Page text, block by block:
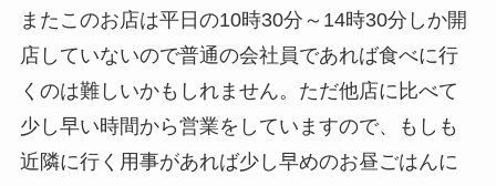
またこのお店は平日の10時30分～14時30分しか開
店していないので普通の会社員であれば食べに行
くのは難しいかもしれません。ただ他店に比べて
少し早い時間から営業をしていますので、もしも
近隣に行く用事があれば少し早めのお昼ごはんに